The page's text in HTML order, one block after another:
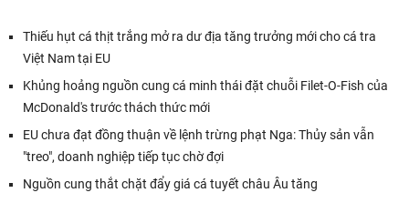
Thiếu hụt cá thịt trắng mở ra dư địa tăng trưởng mới cho cá tra
Việt Nam tại EU
Khủng hoảng nguồn cung cá minh thái đặt chuỗi Filet-O-Fish của
McDonald's trước thách thức mới
EU chưa đạt đồng thuận về lệnh trừng phạt Nga: Thủy sản vẫn
"treo", doanh nghiệp tiếp tục chờ đợi
Nguồn cung thắt chặt đẩy giá cá tuyết châu Âu tăng